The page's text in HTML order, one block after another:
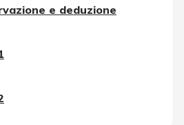
e deduzione